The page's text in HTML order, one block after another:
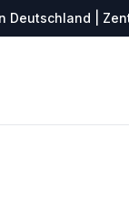
Deutschland |